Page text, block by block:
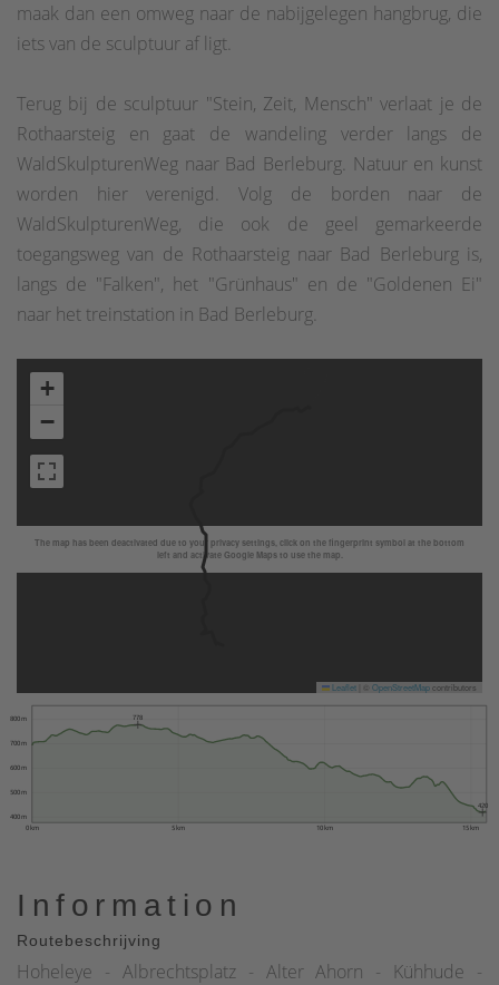
maak dan een omweg naar de nabijgelegen hangbrug, die
iets van de sculptuur af ligt.
Terug bij de sculptuur "Stein, Zeit, Mensch" verlaat je de
Rothaarsteig en gaat de wandeling verder langs de
WaldSkulpturenWeg naar Bad Berleburg. Natuur en kunst
worden hier verenigd. Volg de borden naar de
WaldSkulpturenWeg, die ook de geel gemarkeerde
toegangsweg van de Rothaarsteig naar Bad Berleburg is,
langs de "Falken", het "Grünhaus" en de "Goldenen Ei"
naar het treinstation in Bad Berleburg.
The map has been deactivated due to your privacy settings, click on the fingerprint symbol at the bottom
left and activate Google Maps to use the map.
+
−
Leaflet OpenStreetMapcontributors
0 km 5 km 10 km 15 km
400 m
500 m
600 m
700 m
800 m
420
778
Information
Routebeschrijving
Hoheleye - Albrechtsplatz - Alter Ahorn - Kühhude -